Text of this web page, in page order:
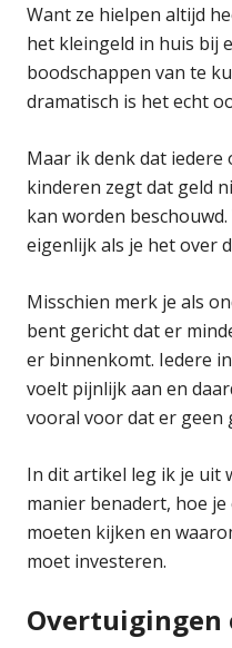
Want ze hielpen altijd
het kleingeld in huis bij
boodschappen van te
dramatisch is het echt
Maar ik denk dat iedere
kinderen zegt dat geld
kan worden
eigenlijk als je het over
Misschien merk je als
bent gericht dat er
er binnenkomt. Iedere
voelt pijnlijk aan en
vooral voor dat er geen
In dit artikel leg ik je uit
manier benadert, hoe
moeten kijken en
moet investeren.
Overtuigingen